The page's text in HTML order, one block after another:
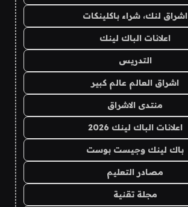
اشراق لنك، شراء باكلينكات
اعلانات الباك لينك
التدريس
اشراق العالم عالم كبير
منتدى الاشراق
اعلانات الباك لينك 2026
باك لينك وجيست بوست
مصادر التعليم
مجلة تقنية